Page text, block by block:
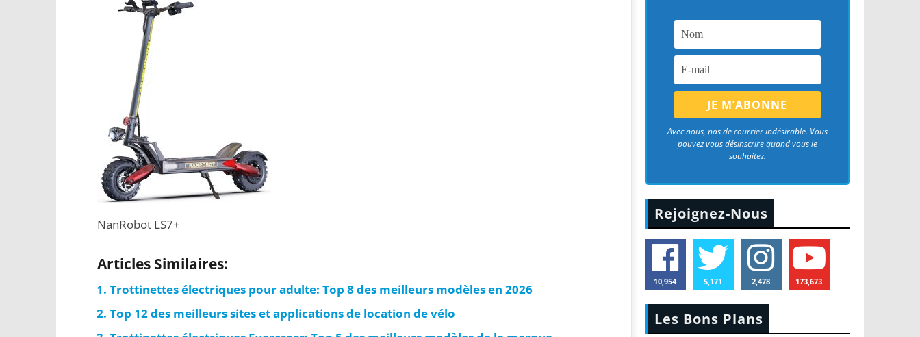
NanRobot LS7+
Articles Similaires:
Trottinettes électriques pour adulte: Top 8 des meilleurs modèles en 2026
Top 12 des meilleurs sites et applications de location de vélo
Avec nous, pas de courrier indésirable. Vous
pouvez vous désinscrire quand vous le
souhaitez.
Rejoignez-Nous
10,954 5,171 2,478 173,673
Les Bons Plans